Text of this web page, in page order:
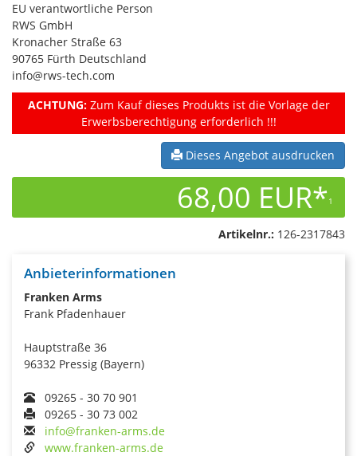
EU verantwortliche Person
RWS GmbH
Kronacher Straße 63
90765 Fürth Deutschland
info@rws-tech.com
ACHTUNG:Zum Kauf dieses Produkts ist die Vorlage der
Erwerbsberechtigung erforderlich !!!
Dieses Angebot ausdrucken
68,00 EUR*1
Artikelnr.: 126-2317843
Anbieterinformationen
Franken Arms
Frank Pfadenhauer
Hauptstraße 36
96332 Pressig (Bayern)
09265 - 30 70 901
09265 - 30 73 002
info@franken-arms.de
www.franken-arms.de